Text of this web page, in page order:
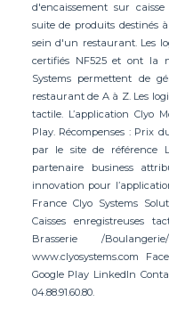
d'encaissement sur
suite de produits destinés
sein d'un restaurant. Les
certifiés NF525 et ont la
Systems permettent de
restaurant de A à Z. Les
tactile. L’application Clyo
Play. Récompenses : Prix
par le site de référence
partenaire business
innovation pour
France Clyo Systems
Caisses enregistreuses
Brasserie /
www.clyosystems.com
Google Play LinkedIn
04.88.91.60.80.